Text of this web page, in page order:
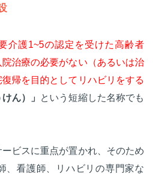
介護1~5の認定を受けた高齢者
治療の必要がない（あるいは治
帰を目的としてリハビリをする
ん）」
という短縮した名称でも
ビスに重点が置かれ、そのため
、看護師、リハビリの専門家な